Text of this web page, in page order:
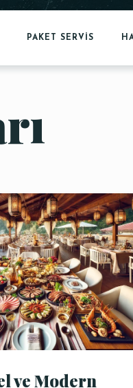
PAKET SERVİS
ve Modern